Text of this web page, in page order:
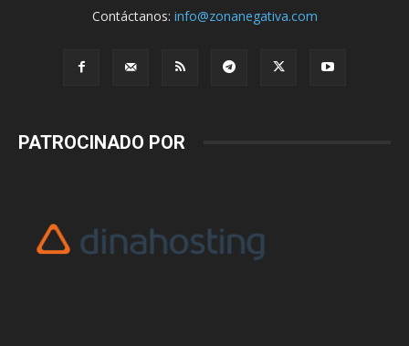
Contáctanos: info@zonanegativa.com
PATROCINADO POR